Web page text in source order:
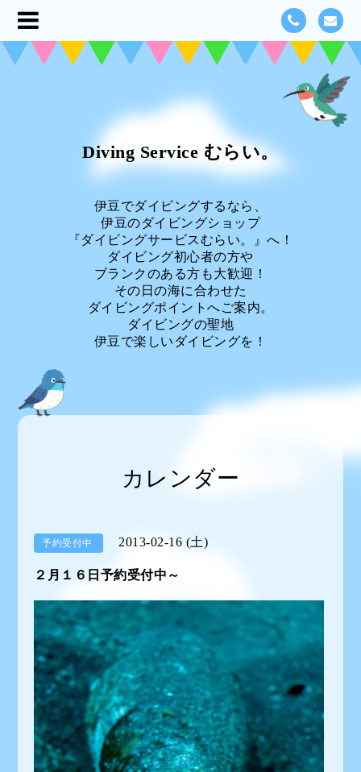
Diving Service むらい。
伊豆でダイビングするなら、
伊豆のダイビングショップ
『ダイビングサービスむらい。』へ！
ダイビング初心者の方や
ブランクのある方も大歓迎！
その日の海に合わせた
ダイビングポイントへご案内。
ダイビングの聖地
伊豆で楽しいダイビングを！
カレンダー
予約受付中 2013-02-16 (土)
２月１６日予約受付中～